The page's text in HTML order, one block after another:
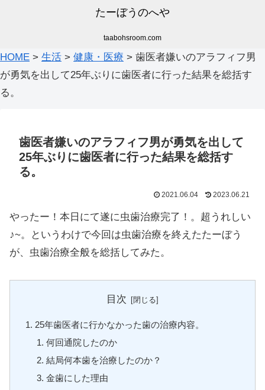
たーぼうのへや
taabohsroom.com
HOME > 生活 > 健康・医療 > 歯医者嫌いのアラフィフ男
が勇気を出して25年ぶりに歯医者に行った結果を総括す
る。
歯医者嫌いのアラフィフ男が勇気を出して
25年ぶりに歯医者に行った結果を総括す
る。
2021.06.04 2023.06.21
やったー！本日にて遂に虫歯治療完了！。超うれしい
♪~。というわけで今回は虫歯治療を終えたたーぼう
が、虫歯治療全般を総括してみた。
目次
25年歯医者に行かなかった歯の治療内容。
何回通院したのか
結局何本歯を治療したのか？
金歯にした理由